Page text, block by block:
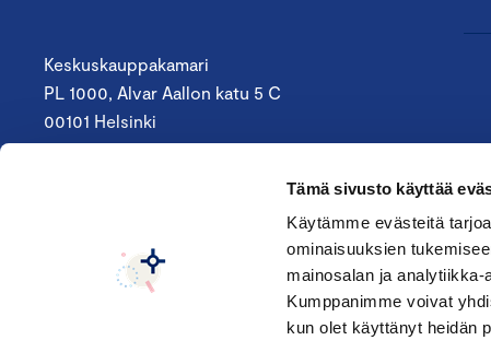
Tämä sivusto käyttää
Käytämme evästeitä
ominaisuuksien
mainosalan ja
Kumppanimme voivat
kun olet käyttänyt heidän
Keskuskauppakamari
PL 1000, Alvar Aallon katu 5 C
00101 Helsinki
keskuskauppakamari@chamber.fi
Seuraa meitä: